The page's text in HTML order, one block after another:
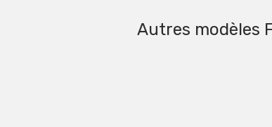
Autres modèles